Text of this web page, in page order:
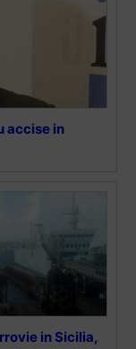
accise in
in Sicilia,